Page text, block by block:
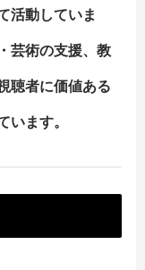
活動していま
芸術の支援、教
聴者に価値ある
います。